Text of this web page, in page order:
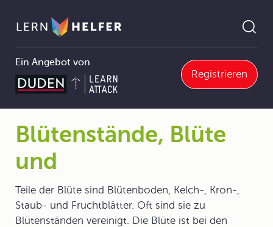
Ein Angebot von
Registrieren
Pfadnavigation
2 Äußerer und innerer Bau von Organismen 2.7 Samenpflanzen (Blütenpflanzen) 2.7.2 Organe der Samenpflanzen Blütenstände, Blüte und
Blütenstände, Blüte
und
Teile der Blüte sind Blütenboden, Kelch-, Kron-,
Staub- und Fruchtblätter. Oft sind sie zu
Blütenständen vereinigt. Die Blüte ist bei den